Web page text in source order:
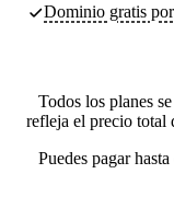
Dominio gratis
Todos los planes
refleja el precio total
Puedes pagar